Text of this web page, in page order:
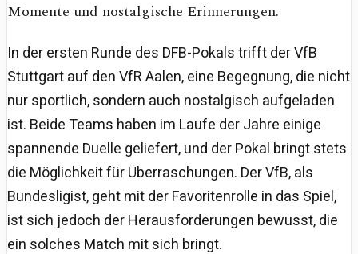
Momente und nostalgische Erinnerungen.
In der ersten Runde des DFB-Pokals trifft der VfB
Stuttgart auf den VfR Aalen, eine Begegnung, die nicht
nur sportlich, sondern auch nostalgisch aufgeladen
ist. Beide Teams haben im Laufe der Jahre einige
spannende Duelle geliefert, und der Pokal bringt stets
die Möglichkeit für Überraschungen. Der VfB, als
Bundesligist, geht mit der Favoritenrolle in das Spiel,
ist sich jedoch der Herausforderungen bewusst, die
ein solches Match mit sich bringt.